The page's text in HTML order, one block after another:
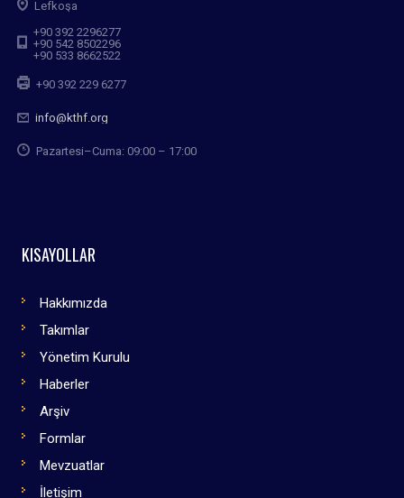
Lefkoşa
+90 392 2296277
+90 542 8502296
+90 533 8662522
+90 392 229 6277
info@kthf.org
Pazartesi–Cuma: 09:00 – 17:00
KISAYOLLAR
Hakkımızda
Takımlar
Yönetim Kurulu
Haberler
Arşiv
Formlar
Mevzuatlar
İletişim